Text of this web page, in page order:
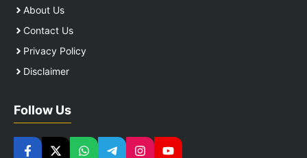
About Us
Contact Us
Privacy Policy
Disclaimer
Follow Us